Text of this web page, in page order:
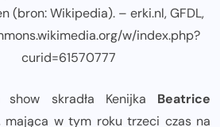
(bron: Wikipedia). – erki.nl, GFDL,
w/index.php?
curid=61570777
skradła Kenijka Beatrice
mająca w tym roku trzeci czas na